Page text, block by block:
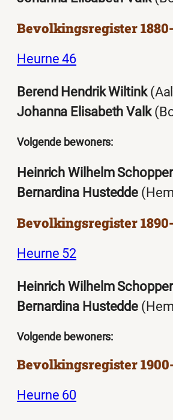
Bevolkingsregister
Heurne 46
Berend Hendrik Wiltink
Johanna Elisabeth Valk
Volgende bewoners:
Heinrich Wilhelm
Bernardina Hustedde
Bevolkingsregister
Heurne 52
Heinrich Wilhelm
Bernardina Hustedde
Volgende bewoners:
Bevolkingsregister
Heurne 60